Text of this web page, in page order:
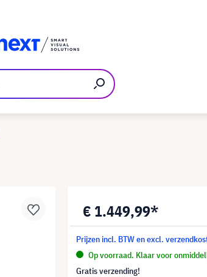
€ 1.449,99*
Prijzen incl. BTW en excl.
Op voorraad. Klaar voor
Gratis verzending!